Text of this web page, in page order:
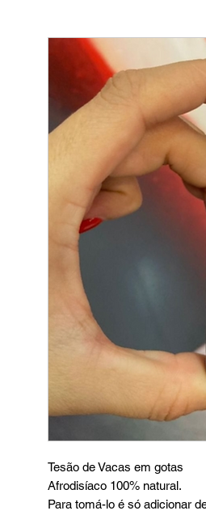
Tesão de Vacas em gotas
Afrodisíaco 100% natural.
Para tomá-lo é só adicionar